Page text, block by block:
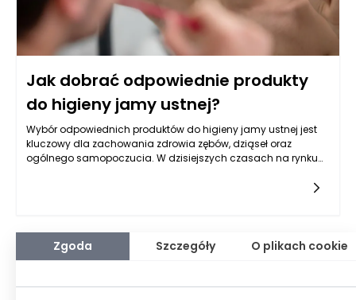
Jak dobrać odpowiednie produkty
do higieny jamy ustnej?
Wybór odpowiednich produktów do higieny jamy ustnej jest
kluczowy dla zachowania zdrowia zębów, dziąseł oraz
ogólnego samopoczucia. W dzisiejszych czasach na rynku
ustnej. W pierwszej kolejności warto zwrócić uwagę na
podstawowe elementy, takie jak pasta do zębów, szczoteczka,
nić dentystyczna oraz płyny do płukania jamy ustnej. Każdy z
higieny jamy ustnej.
Zgoda Szczegóły O plikach cookie